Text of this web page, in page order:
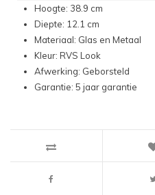
Hoogte: 38.9 cm
Diepte: 12.1 cm
Materiaal: Glas en Metaal
Kleur: RVS Look
Afwerking: Geborsteld
Garantie: 5 jaar garantie